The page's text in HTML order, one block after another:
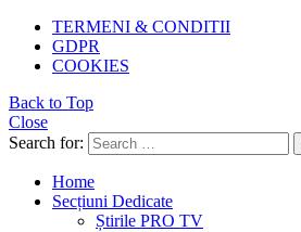
TERMENI & CONDITII
GDPR
COOKIES
Back to Top
Close
Search for:
Home
Secțiuni Dedicate
Știrile PRO TV